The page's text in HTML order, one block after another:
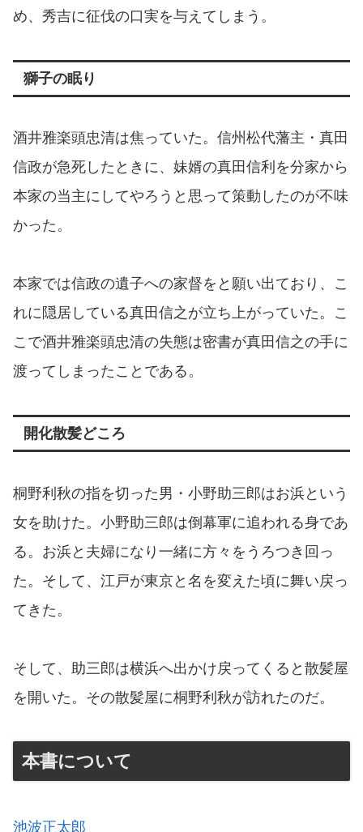
め、秀吉に征伐の口実を与えてしまう。
獅子の眠り
酒井雅楽頭忠清は焦っていた。信州松代藩主・真田
信政が急死したときに、妹婿の真田信利を分家から
本家の当主にしてやろうと思って策動したのが不味
かった。
本家では信政の遺子への家督をと願い出ており、こ
れに隠居している真田信之が立ち上がっていた。こ
こで酒井雅楽頭忠清の失態は密書が真田信之の手に
渡ってしまったことである。
開化散髪どころ
桐野利秋の指を切った男・小野助三郎はお浜という
女を助けた。小野助三郎は倒幕軍に追われる身であ
る。お浜と夫婦になり一緒に方々をうろつき回っ
た。そして、江戸が東京と名を変えた頃に舞い戻っ
てきた。
そして、助三郎は横浜へ出かけ戻ってくると散髪屋
を開いた。その散髪屋に桐野利秋が訪れたのだ。
本書について
池波正太郎